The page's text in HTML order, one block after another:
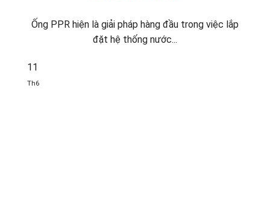
Ống PPR hiện là giải pháp hàng đầu trong việc lắp
đặt hệ thống nước...
11
Th6